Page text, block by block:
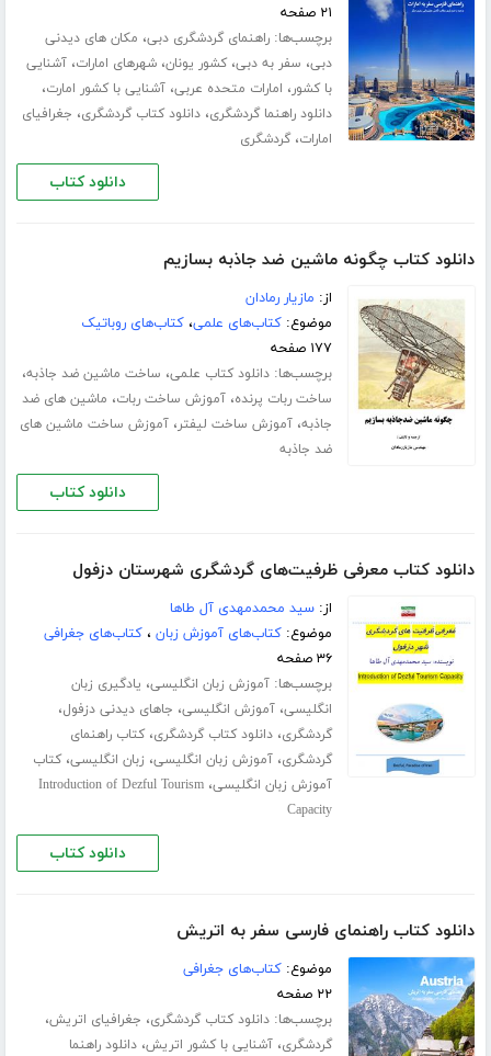
۲۱ صفحه
برچسب‌ها:راهنمای گردشگری دبی، مکان های دیدنی
دبی، سفر به دبی،کشور یونان،شهرهای امارات،آشنایی
با کشور، امارات متحده عربی،آشنایی با کشور امارت،
دانلود راهنما گردشگری،دانلود کتاب گردشگری، جغرافیای
امارات،گردشگری
دانلود کتاب
دانلود کتاب چگونه ماشین ضد جاذبه بسازیم
از: مازیار رمادان
موضوع:کتاب‌های علمی،کتاب‌های روباتیک
۱۷۷ صفحه
برچسب‌ها:دانلود کتاب علمی، ساخت ماشین ضد جاذبه،
ساخت ربات پرنده،آموزش ساخت ربات، ماشین های ضد
جاذبه،آموزش ساخت لیفتر،آموزش ساخت ماشین های
ضد جاذبه
دانلود کتاب
دانلود کتاب معرفی ظرفیت‌های گردشگری شهرستان دزفول
از:سید محمدمهدی آل طاها
موضوع:کتاب‌های آموزش زبان ،کتاب‌های جغرافی
۳۶ صفحه
برچسب‌ها:آموزش زبان انگلیسی، یادگیری زبان
انگلیسی،آموزش انگلیسی، جاهای دیدنی دزفول،
گردشگری،دانلود کتاب گردشگری،کتاب راهنمای
گردشگری،آموزش زبان انگلیسی، زبان انگلیسی،کتاب
آموزش زبان انگلیسی،Introduction of Dezful Tourism
Capacity
دانلود کتاب
دانلود کتاب راهنمای فارسی سفر به اتریش
موضوع:کتاب‌های جغرافی
۲۲ صفحه
برچسب‌ها:دانلود کتاب گردشگری، جغرافیای اتریش،
گردشگری،آشنایی با کشور اتریش،دانلود راهنما